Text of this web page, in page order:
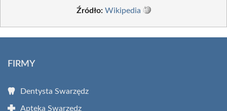
Źródło: Wikipedia
FIRMY
Dentysta Swarzędz
Apteka Swarzędz